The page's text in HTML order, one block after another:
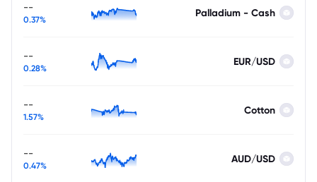
Palladium - Cash
--
0.37%
EUR/USD
--
0.28%
Cotton
--
1.57%
AUD/USD
--
0.47%